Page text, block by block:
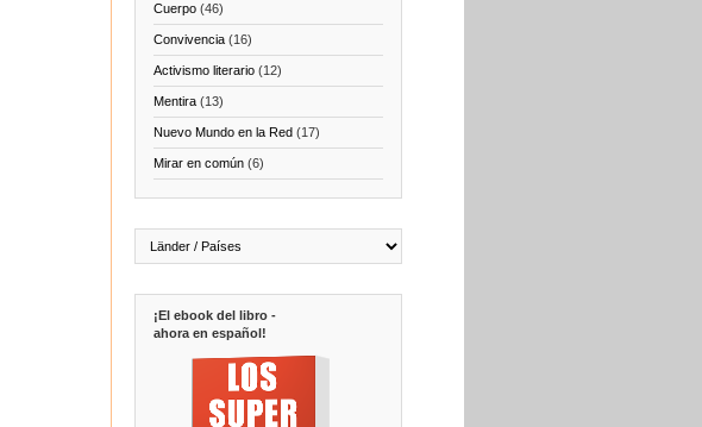
Cuerpo(46)
Convivencia(16)
Activismo literario(12)
Mentira(13)
Nuevo Mundo en la Red(17)
Mirar en común(6)
¡El ebook del libro -
ahora en español!